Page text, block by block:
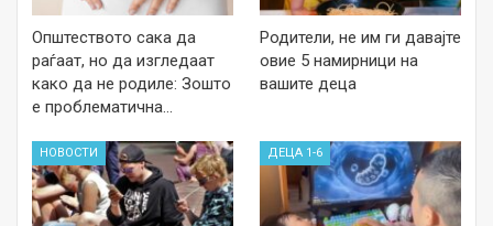
Општеството сака да
раѓаат, но да изгледаат
како да не родиле: Зошто
е проблематична…
Родители, не им ги давајте
овие 5 намирници на
вашите деца
НОВОСТИ ДЕЦА 1-6